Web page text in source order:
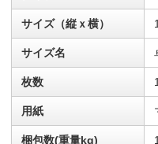
サイズ（縦ｘ横）
サイズ名
枚数
用紙
梱包数(重量kg)